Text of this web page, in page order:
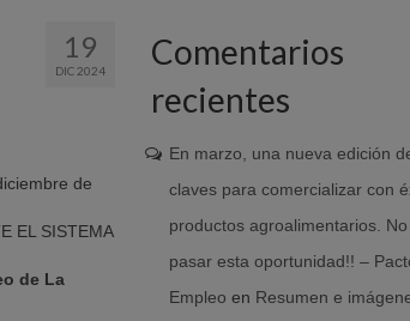
19
DIC 2024
de
EL SISTEMA
de La
Comentarios
recientes
En marzo, una nueva edición
claves para comercializar con
productos agroalimentarios.
pasar esta oportunidad!! –
Empleo en Resumen e